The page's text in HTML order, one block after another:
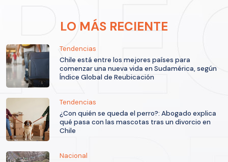
LO MÁS RECIENTE
Tendencias
Chile está entre los mejores países para
comenzar una nueva vida en Sudamérica, según
Índice Global de Reubicación
Tendencias
¿Con quién se queda el perro?: Abogado explica
qué pasa con las mascotas tras un divorcio en
Chile
Nacional